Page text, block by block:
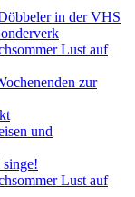
in der VHS
Lust auf
zur
und
Lust auf